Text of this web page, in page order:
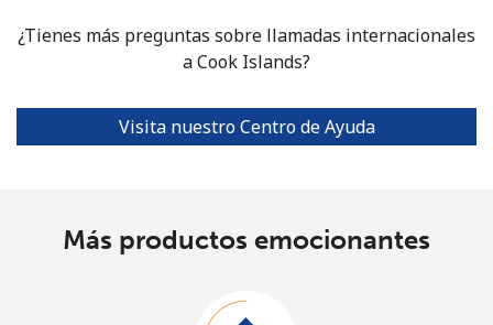
¿Tienes más preguntas sobre llamadas internacionales
a Cook Islands?
Visita nuestro Centro de Ayuda
Más productos emocionantes